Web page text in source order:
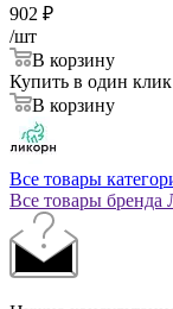
902 ₽
/шт
В корзину
Купить в один клик
В корзину
Все товары
Все товары бренда